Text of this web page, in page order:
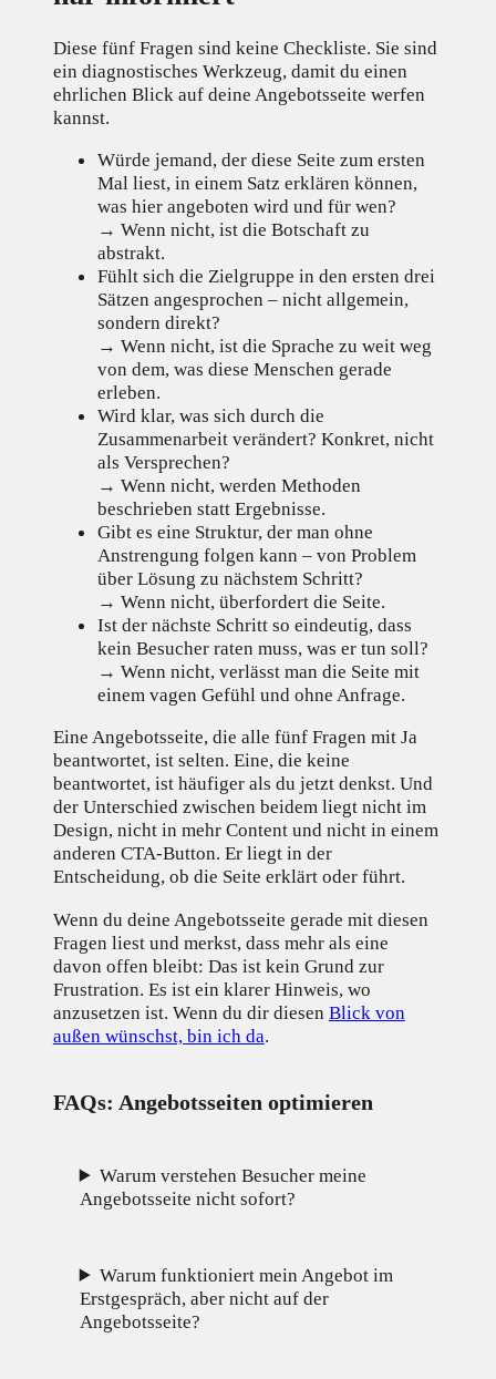
Diese fünf Fragen sind keine Checkliste. Sie sind
ein diagnostisches Werkzeug, damit du einen
ehrlichen Blick auf deine Angebotsseite werfen
kannst.
Würde jemand, der diese Seite zum ersten
Mal liest, in einem Satz erklären können,
was hier angeboten wird und für wen?
→ Wenn nicht, ist die Botschaft zu
abstrakt.
Fühlt sich die Zielgruppe in den ersten drei
Sätzen angesprochen – nicht allgemein,
sondern direkt?
→ Wenn nicht, ist die Sprache zu weit weg
von dem, was diese Menschen gerade
erleben.
Wird klar, was sich durch die
Zusammenarbeit verändert? Konkret, nicht
als Versprechen?
→ Wenn nicht, werden Methoden
beschrieben statt Ergebnisse.
Gibt es eine Struktur, der man ohne
Anstrengung folgen kann – von Problem
über Lösung zu nächstem Schritt?
→ Wenn nicht, überfordert die Seite.
Ist der nächste Schritt so eindeutig, dass
kein Besucher raten muss, was er tun soll?
→ Wenn nicht, verlässt man die Seite mit
einem vagen Gefühl und ohne Anfrage.
Eine Angebotsseite, die alle fünf Fragen mit Ja
beantwortet, ist selten. Eine, die keine
beantwortet, ist häufiger als du jetzt denkst. Und
der Unterschied zwischen beidem liegt nicht im
Design, nicht in mehr Content und nicht in einem
anderen CTA-Button. Er liegt in der
Entscheidung, ob die Seite erklärt oder führt.
Wenn du deine Angebotsseite gerade mit diesen
Fragen liest und merkst, dass mehr als eine
davon offen bleibt: Das ist kein Grund zur
Frustration. Es ist ein klarer Hinweis, wo
anzusetzen ist. Wenn du dir diesen Blick von
außen wünschst, bin ich da.
FAQs: Angebotsseiten optimieren
Warum verstehen Besucher meine
Angebotsseite nicht sofort?
Warum funktioniert mein Angebot im
Erstgespräch, aber nicht auf der
Angebotsseite?